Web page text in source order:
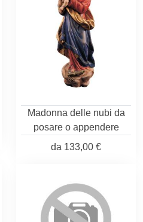
Madonna delle nubi da
posare o appendere
da 133,00 €